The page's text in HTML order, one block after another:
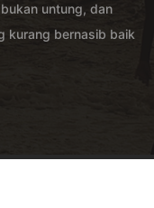
untung, dan
kurang bernasib baik